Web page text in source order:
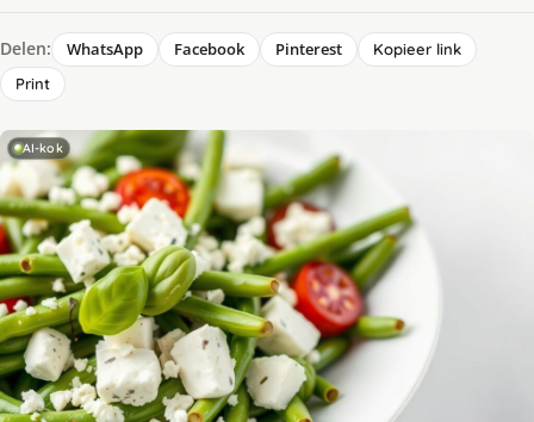
Delen: WhatsApp Facebook Pinterest
Kopieer link
Print
AI-kok